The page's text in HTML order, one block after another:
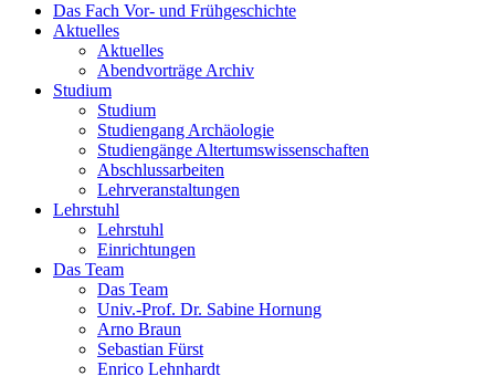
Das Fach Vor- und Frühgeschichte
Aktuelles
Aktuelles
Abendvorträge Archiv
Studium
Studium
Studiengang Archäologie
Studiengänge Altertumswissenschaften
Abschlussarbeiten
Lehrveranstaltungen
Lehrstuhl
Lehrstuhl
Einrichtungen
Das Team
Das Team
Univ.-Prof. Dr. Sabine Hornung
Arno Braun
Sebastian Fürst
Enrico Lehnhardt